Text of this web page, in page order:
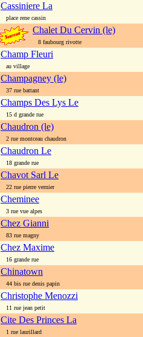
Cassiniere La
place rene cassin
Chalet Du Cervin (le)
8 faubourg rivotte
Champ Fleuri
au village
Champagney (le)
37 rue battant
Champs Des Lys Le
15 d grande rue
Chaudron (le)
2 rue montceau chaudron
Chaudron Le
18 grande rue
Chavot Sarl Le
22 rue pierre vernier
Cheminee
3 rue vue alpes
Chez Gianni
83 rue magny
Chez Maxime
16 grande rue
Chinatown
44 bis rue denis papin
Christophe Menozzi
11 rue jean petit
Cite Des Princes La
1 rue laurillard